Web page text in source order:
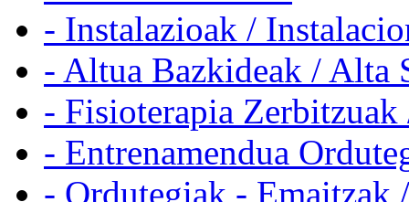
- Instalazioak /
- Altua Bazkideak / Alta
- Fisioterapia
- Entrenamendua
- Ordutegiak - Emaitzak